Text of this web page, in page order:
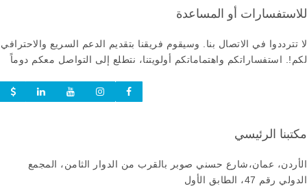
للاستفسارات أو المساعدة
لا تترددوا في الاتصال بنا. وسيقوم فريقنا بتقديم الدعم السريع والاحترافي
لكم!. استفساراتكم واهتماماتكم أولويتنا، نتطلع إلى التواصل معكم دوماً
مكتبنا الرئيسي
الأردن، عمان،شارع حسني صوبر بالقرب من الدوار الثامن، المجمع
الدولي رقم 47، الطابق الأول